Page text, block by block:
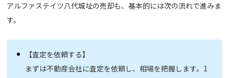
アルファステイツ八代城址の売却も、基本的には次の流れで進みま
す。
【査定を依頼する】
まずは不動産会社に査定を依頼し、相場を把握します。1